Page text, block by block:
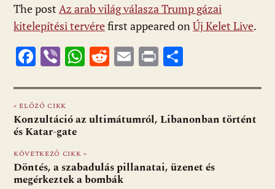
The post Az arab világ válasza Trump gázai
kitelepítési tervérefirst appeared onÚj Kelet Live.
F
e
b
o
o
k
Vi
er
W
at
s
p
p
R
d
di
E
ai
l
Pr
t za
m
« ELŐZŐ CIKK
Konzultáció az ultimátumról, Libanonban történt
és Katar-gate
KÖVETKEZŐ CIKK »
Döntés, a szabadulás pillanatai, üzenet és
megérkeztek a bombák